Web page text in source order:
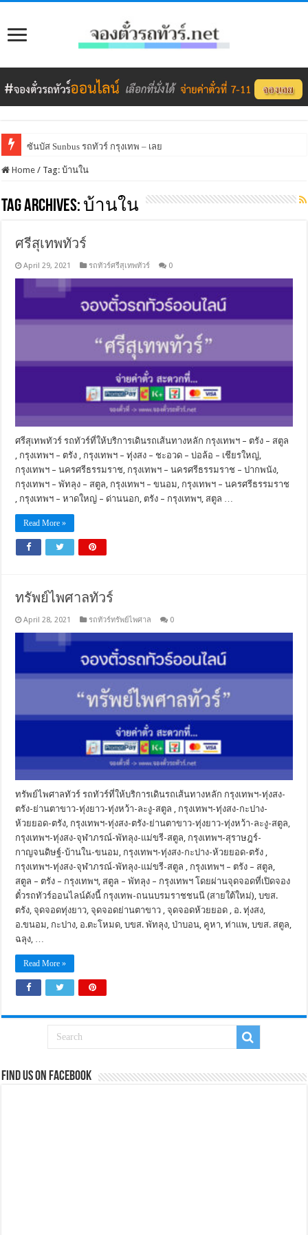
ซันบัส Sunbus รถทัวร์ กรุงเทพ – เลย
Home / Tag:บ้านใน
Tag Archives: บ้านใน
ศรีสุเทพทัวร์
April 29, 2021 รถทัวร์ศรีสุเทพทัวร์ 0
ศรีสุเทพทัวร์ รถทัวร์ที่ให้บริการเดินรถเส้นทางหลัก กรุงเทพฯ – ตรัง – สตูล
, กรุงเทพฯ – ตรัง , กรุงเทพฯ – ทุ่งสง – ชะอวด – บ่อล้อ – เชียรใหญ่,
กรุงเทพฯ – นครศรีธรรมราช, กรุงเทพฯ – นครศรีธรรมราช – ปากพนัง,
กรุงเทพฯ – พัทลุง – สตูล, กรุงเทพฯ – ขนอม, กรุงเทพฯ – นครศรีธรรมราช
, กรุงเทพฯ – หาดใหญ่ – ด่านนอก, ตรัง – กรุงเทพฯ, สตูล …
Read More »
ทรัพย์ไพศาลทัวร์
April 28, 2021 รถทัวร์ทรัพย์ไพศาล 0
ทรัพย์ไพศาลทัวร์ รถทัวร์ที่ให้บริการเดินรถเส้นทางหลัก กรุงเทพฯ-ทุ่งสง-
ตรัง-ย่านตาขาว-ทุ่งยาว-ทุ่งหว้า-ละงู-สตูล , กรุงเทพฯ-ทุ่งสง-กะปาง-
ห้วยยอด-ตรัง, กรุงเทพฯ-ทุ่งสง-ตรัง-ย่านตาขาว-ทุ่งยาว-ทุ่งหว้า-ละงู-สตูล,
กรุงเทพฯ-ทุ่งสง-จุฬาภรณ์-พัทลุง-แม่ขรี-สตูล, กรุงเทพฯ-สุราษฎร์-
กาญจนดิษฐ์-บ้านใน-ขนอม, กรุงเทพฯ-ทุ่งสง-กะปาง-ห้วยยอด-ตรัง ,
กรุงเทพฯ-ทุ่งสง-จุฬาภรณ์-พัทลุง-แม่ขรี-สตูล , กรุงเทพฯ – ตรัง – สตูล,
สตูล – ตรัง – กรุงเทพฯ, สตูล – พัทลุง – กรุงเทพฯ โดยผ่านจุดจอดที่เปิดจอง
ตั๋วรถทัวร์ออนไลน์ดังนี้ กรุงเทพ-ถนนบรมราชชนนี (สายใต้ใหม่), บขส.
ตรัง, จุดจอดทุ่งยาว, จุดจอดย่านตาขาว , จุดจอดห้วยยอด , อ. ทุ่งสง,
อ.ขนอม, กะปาง, อ.ตะโหมด, บขส. พัทลุง, ป่าบอน, คูหา, ท่าแพ, บขส. สตูล,
ฉลุง, …
Read More »
Find us on Facebook